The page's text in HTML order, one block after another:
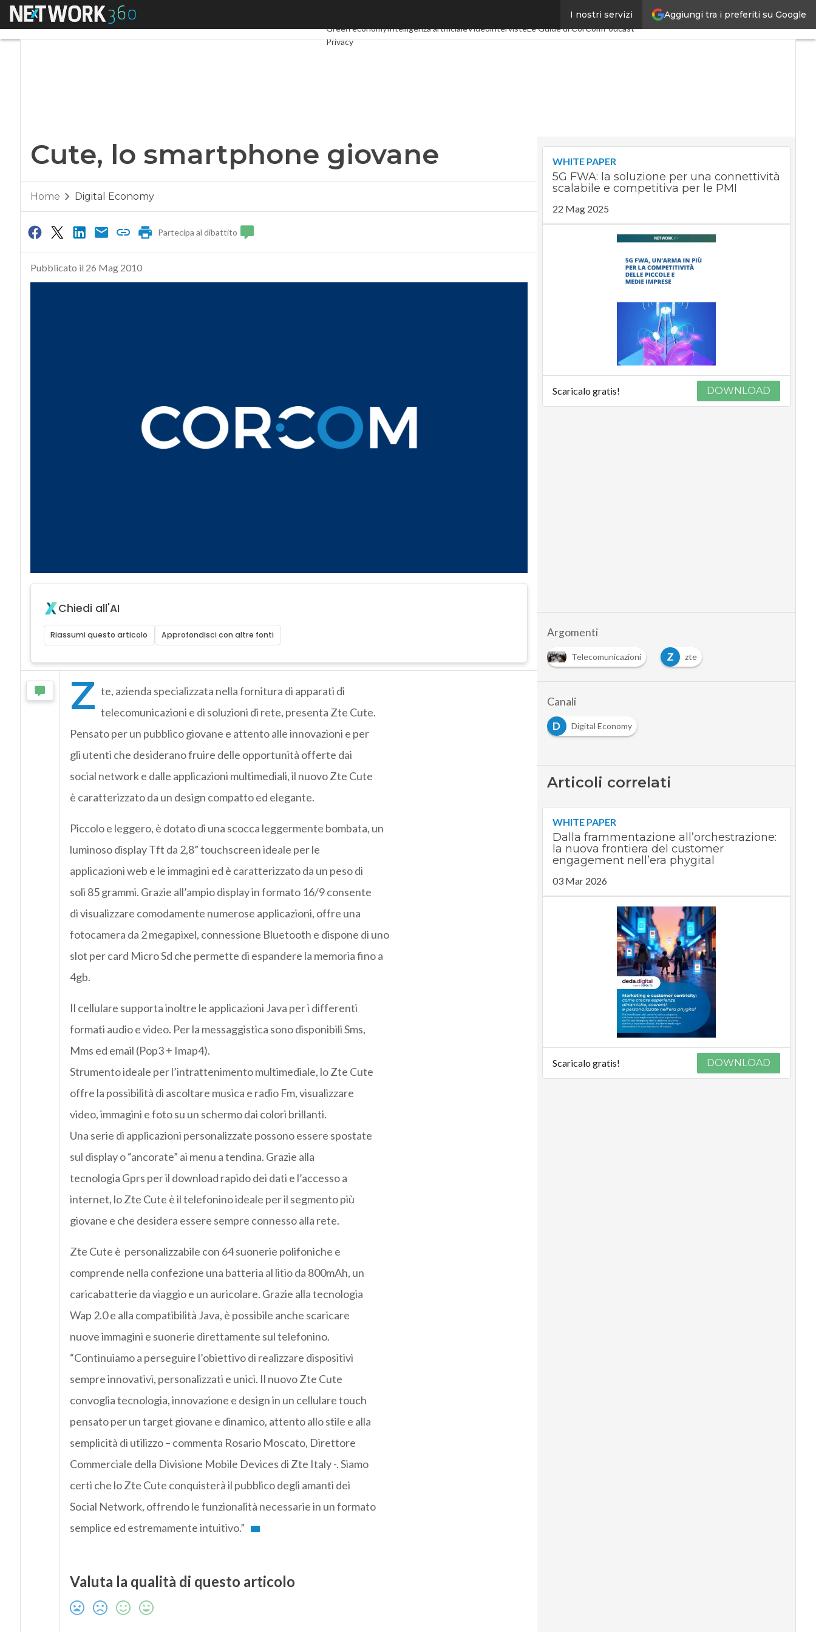
Aggiungi tra i preferiti su Google
I nostri servizi
Menu
PA Digitale
Green economyIntelligenza artificialeVideointervisteLe Guide di CorComPodcast
Privacy
Cute, lo smartphone giovane
Home Digital Economy
Partecipa al dibattito
Pubblicato il 26 Mag 2010
Chiedi all'AI
Riassumi questo articolo Approfondisci con altre fonti
Z te, azienda specializzata nella fornitura di apparati di
telecomunicazioni e di soluzioni di rete, presenta Zte Cute.
Pensato per un pubblico giovane e attento alle innovazioni e per
gli utenti che desiderano fruire delle opportunità offerte dai
social network e dalle applicazioni multimediali, il nuovo Zte Cute
è caratterizzato da un design compatto ed elegante.
Piccolo e leggero, è dotato di una scocca leggermente bombata, un
luminoso display Tft da 2,8” touchscreen ideale per le
applicazioni web e le immagini ed è caratterizzato da un peso di
soli 85 grammi. Grazie all’ampio display in formato 16/9 consente
di visualizzare comodamente numerose applicazioni, offre una
fotocamera da 2 megapixel, connessione Bluetooth e dispone di uno
slot per card Micro Sd che permette di espandere la memoria fino a
4gb.
Il cellulare supporta inoltre le applicazioni Java per i differenti
formati audio e video. Per la messaggistica sono disponibili Sms,
Mms ed email (Pop3 + Imap4).
Strumento ideale per l’intrattenimento multimediale, lo Zte Cute
offre la possibilità di ascoltare musica e radio Fm, visualizzare
video, immagini e foto su un schermo dai colori brillanti.
Una serie di applicazioni personalizzate possono essere spostate
sul display o “ancorate” ai menu a tendina. Grazie alla
tecnologia Gprs per il download rapido dei dati e l’accesso a
internet, lo Zte Cute è il telefonino ideale per il segmento più
giovane e che desidera essere sempre connesso alla rete.
Zte Cute è personalizzabile con 64 suonerie polifoniche e
comprende nella confezione una batteria al litio da 800mAh, un
caricabatterie da viaggio e un auricolare. Grazie alla tecnologia
Wap 2.0 e alla compatibilità Java, è possibile anche scaricare
nuove immagini e suonerie direttamente sul telefonino.
“Continuiamo a perseguire l’obiettivo di realizzare dispositivi
sempre innovativi, personalizzati e unici. Il nuovo Zte Cute
convoglia tecnologia, innovazione e design in un cellulare touch
pensato per un target giovane e dinamico, attento allo stile e alla
semplicità di utilizzo – commenta Rosario Moscato, Direttore
Commerciale della Divisione Mobile Devices di Zte Italy -. Siamo
certi che lo Zte Cute conquisterà il pubblico degli amanti dei
Social Network, offrendo le funzionalità necessarie in un formato
semplice ed estremamente intuitivo.”
Valuta la qualità di questo articolo
WHITE PAPER
5G FWA: la soluzione per una connettività
scalabile e competitiva per le PMI
22 Mag 2025
Scaricalo gratis! DOWNLOAD
Argomenti
Telecomunicazioni Z zte
Canali
D
Digital Economy
Articoli correlati
WHITE PAPER
Dalla frammentazione all’orchestrazione:
la nuova frontiera del customer
engagement nell’era phygital
03 Mar 2026
Scaricalo gratis! DOWNLOAD